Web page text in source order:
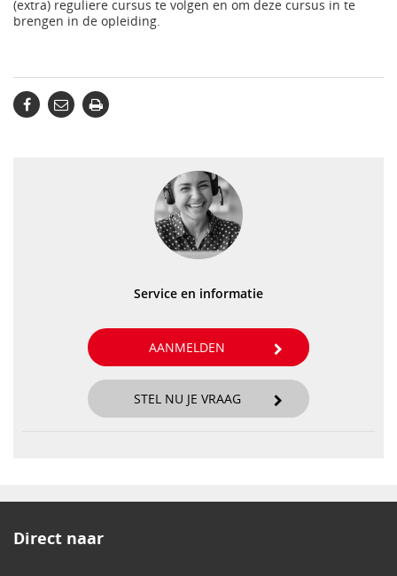
(extra) reguliere cursus te volgen en om deze cursus in te
brengen in de opleiding.
Service en informatie
AANMELDEN
STEL NU JE VRAAG
Direct naar